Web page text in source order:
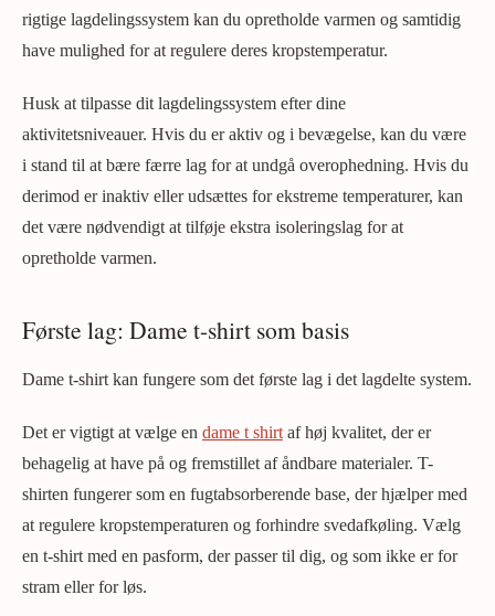
rigtige lagdelingssystem kan du opretholde varmen og samtidig
have mulighed for at regulere deres kropstemperatur.
Husk at tilpasse dit lagdelingssystem efter dine
aktivitetsniveauer. Hvis du er aktiv og i bevægelse, kan du være
i stand til at bære færre lag for at undgå overophedning. Hvis du
derimod er inaktiv eller udsættes for ekstreme temperaturer, kan
det være nødvendigt at tilføje ekstra isoleringslag for at
opretholde varmen.
Første lag: Dame t-shirt som basis
Dame t-shirt kan fungere som det første lag i det lagdelte system.
Det er vigtigt at vælge en dame t shirt af høj kvalitet, der er
behagelig at have på og fremstillet af åndbare materialer. T-
shirten fungerer som en fugtabsorberende base, der hjælper med
at regulere kropstemperaturen og forhindre svedafkøling. Vælg
en t-shirt med en pasform, der passer til dig, og som ikke er for
stram eller for løs.